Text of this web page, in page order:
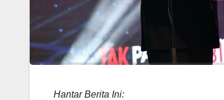
Hantar Berita Ini: